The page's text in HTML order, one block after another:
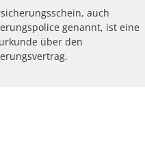
auch
genannt, ist eine
über den